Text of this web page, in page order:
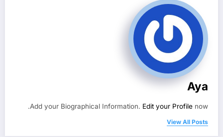
Aya
Add your Biographical Information. Edit your Profile now.
View All Posts